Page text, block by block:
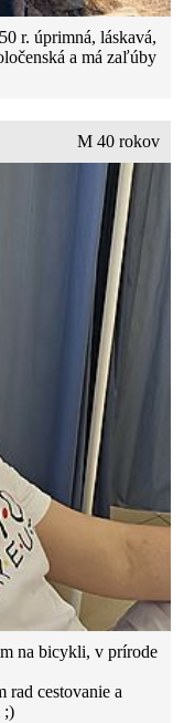
r. úprimná, láskavá,
a má zaľúby
M 40 rokov
na bicykli, v prírode
rad cestovanie a
;)